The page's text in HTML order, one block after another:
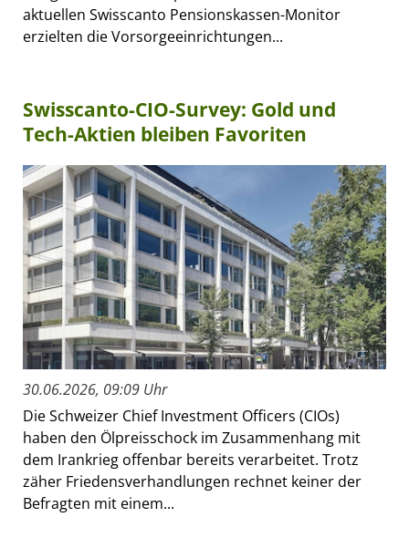
aktuellen Swisscanto Pensionskassen-Monitor
erzielten die Vorsorgeeinrichtungen...
Swisscanto-CIO-Survey: Gold und
Tech-Aktien bleiben Favoriten
30.06.2026, 09:09 Uhr
Die Schweizer Chief Investment Officers (CIOs)
haben den Ölpreisschock im Zusammenhang mit
dem Irankrieg offenbar bereits verarbeitet. Trotz
zäher Friedensverhandlungen rechnet keiner der
Befragten mit einem...